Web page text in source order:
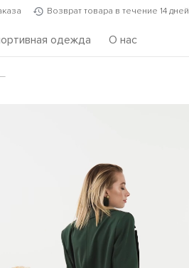
Возврат товара в течение 14 дней
одежда О нас